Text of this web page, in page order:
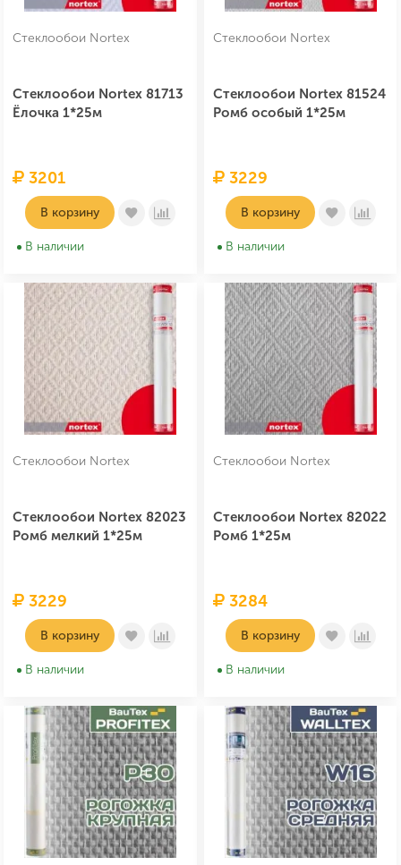
Стеклообои Nortex
Стеклообои Nortex 81713
Ёлочка 1*25м
3201
В корзину
В наличии
Стеклообои Nortex
Стеклообои Nortex 81524
Ромб особый 1*25м
3229
В корзину
В наличии
Стеклообои Nortex
Стеклообои Nortex 82023
Ромб мелкий 1*25м
3229
В корзину
В наличии
Стеклообои Nortex
Стеклообои Nortex 82022
Ромб 1*25м
3284
В корзину
В наличии